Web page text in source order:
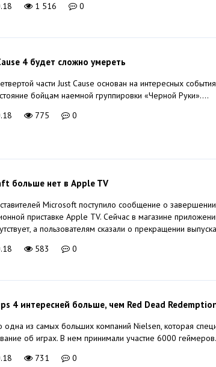
1 516 0
4 будет сложно умереть
части Just Cause основан на интересных
бойцам наемной группировки «Черной Руки»....
775 0
больше нет в Apple TV
Microsoft поступило сообщение о
приставке Apple TV. Сейчас в магазине
а пользователям сказали о прекращении
583 0
4 интересней больше, чем Red Dead
одна из самых больших компаний Nielsen, которая
об играх. В нем принимали участие 6000
731 0